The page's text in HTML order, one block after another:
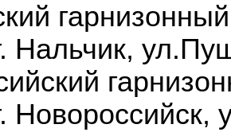
Нальчик,
Новороссийск,